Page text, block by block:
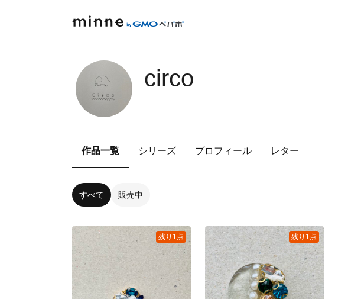
circo
作品一覧 シリーズ プロフィール レター
すべて 販売中
残り1点 残り1点